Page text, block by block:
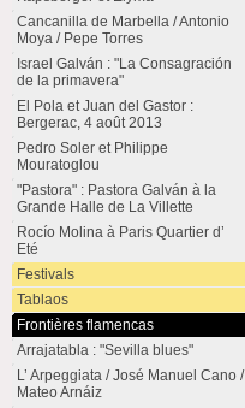
Cancanilla de Marbella / Antonio
Moya / Pepe Torres
Israel Galván : "La Consagración
de la primavera"
El Pola et Juan del Gastor :
Bergerac, 4 août 2013
Pedro Soler et Philippe
Mouratoglou
"Pastora" : Pastora Galván à la
Grande Halle de La Villette
Rocío Molina à Paris Quartier d’
Eté
Festivals
Tablaos
Frontières flamencas
Arrajatabla : "Sevilla blues"
L’ Arpeggiata / José Manuel Cano /
Mateo Arnáiz